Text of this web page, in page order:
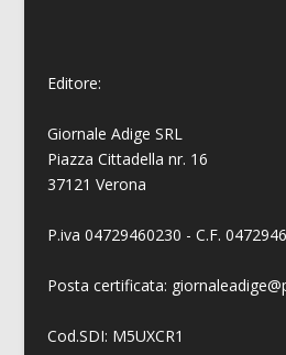
Editore:
Giornale Adige SRL
Piazza Cittadella nr. 16
37121 Verona
P.iva 04729460230 - C.F.
Posta certificata:
Cod.SDI: M5UXCR1